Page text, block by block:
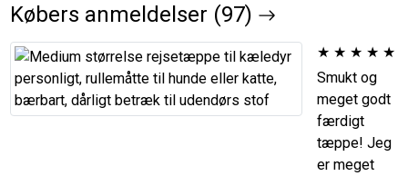
Købers anmeldelser (97)
★ ★ ★ ★ ★
Smukt og
meget godt
færdigt
tæppe! Jeg
er meget